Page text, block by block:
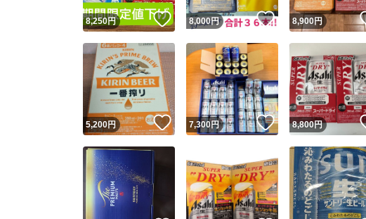
取引実績
取引実績◯+
他フリマ実績◯+
スピード&安心発送
※このバッジは実績に基
スピード＆安心
商品画像の
コピーは1商
8,250円 いいね！
8,000円 いいね！
8,900円
5,200円 いいね！
7,300円 いいね！
8,800円